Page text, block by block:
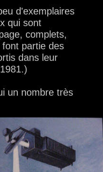
d'exemplaires
qui sont
complets,
partie des
dans leur
un nombre très